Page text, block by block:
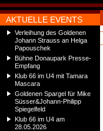
AKTUELLE EVENTS
Verleihung des Goldenen
Johann Strauss an Helga
Papouschek
Bühne Donaupark Presse-
Empfang
Klub 66 im U4 mit Tamara
Mascara
Goldenen Spargel für Mike
Süsser&Johann-Philipp
Spiegelfeld
Klub 66 im U4 am
28.05.2026